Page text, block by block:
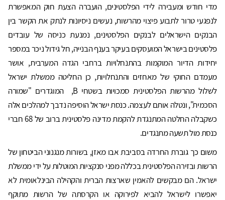
מדי חודש ומעבירה לידי הפלסטינים, הועברה הצעת חוק המאפשרת
לנפגעי טרור לתבוע פיצוי מהרשות, נעשים ניסיונות לנתק את הקשר בין
הבנקים הישראלים לבנקים הפלסטינים, נמנעת כניסה של עובדים
פלסטינים בישראל המועסקים בעיקר בענף הבנייה, חל גידול ניכר במספר
יחידות הדיור המוקמות בהתנחלויות ברחבי הגדה המערבית, אושר
מעמדם החוקי של מאחזים והתנחלויות, כן החליטה ממשלת ישראל
לשלול מהרשות הפלסטינית סמכויות בשטחי B, המוגדרים "שמורה
הסכמית", ונטלה אותם לעצמה. כנסת ישראל הוסיפה נדבך למהלכים אלה
כשקבלה החלטה המתנגדת להקמת מדינה פלסטינית ברוב של 68 חברי
כנסת מול תשעה מתנגדים.
משום כך גוברת החרדה בסביבת אבו מאזן, בשורות מנגנוני הביטחון של
הרשות ובזירה הפלסטינית בכללה מפני סנקציות המוטלות על ידי ממשלת
ישראל. הם מבקשים להאמין שארצות הברית והקהילה הבינלאומית לא
יאפשרו לישראל להביא לפירוקה או הקרסתה של הרשות מתוקף